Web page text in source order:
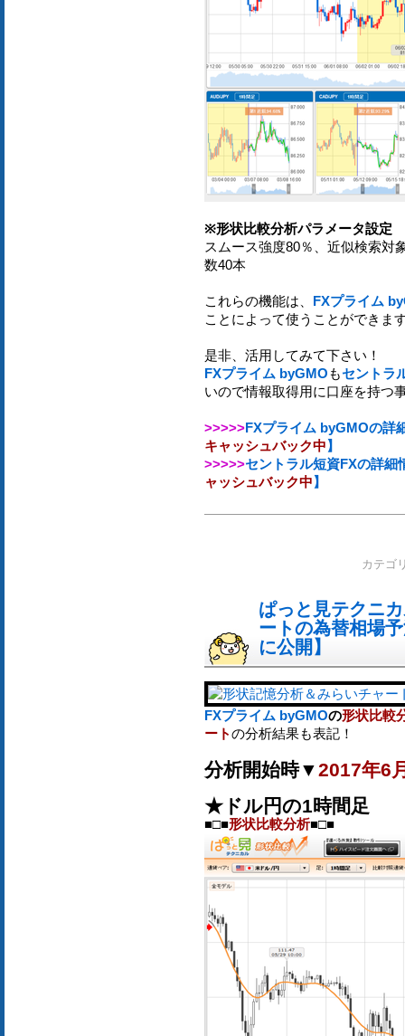
※形状比較分析パラメータ設定
スムース強度80％、近似検索対
数40本
これらの機能は、 FXプライム
ことによって使うことができま
是非、活用してみて下さい！
FXプライム byGMOもセントラ
いので情報取得用に口座を持つ
>>>>>FXプライム byGMOの詳
キャッシュバック中】
>>>>>セントラル短資FXの詳細
ャッシュバック中】
カテゴ
ぱっと見テクニ
ートの為替相場
に公開】
FXプライム byGMOの形状比較
ートの分析結果も表記！
分析開始時▼2017年6
★ドル円の1時間足
■□■形状比較分析■□■